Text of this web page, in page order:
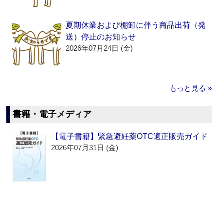
夏期休業および棚卸に伴う商品出荷（発
送）停止のお知らせ
2026年07月24日 (金)
もっと見る »
書籍・電子メディア
【電子書籍】緊急避妊薬OTC適正販売ガイド
2026年07月31日 (金)